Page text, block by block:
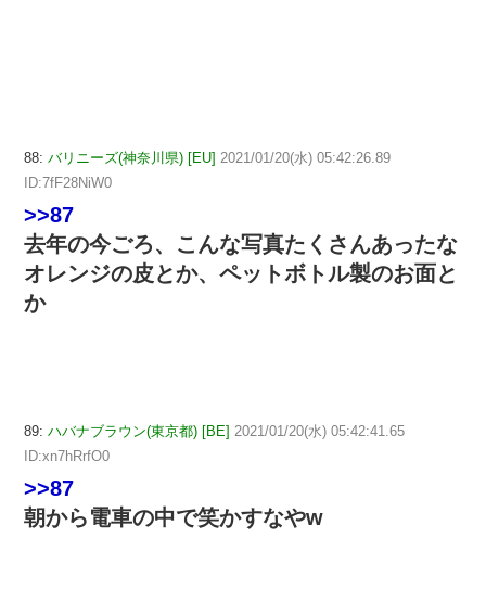
88: バリニーズ(神奈川県) [EU] 2021/01/20(水) 05:42:26.89
ID:7fF28NiW0
>>87
去年の今ごろ、こんな写真たくさんあったな
オレンジの皮とか、ペットボトル製のお面と
か
89: ハバナブラウン(東京都) [BE] 2021/01/20(水) 05:42:41.65
ID:xn7hRrfO0
>>87
朝から電車の中で笑かすなやw